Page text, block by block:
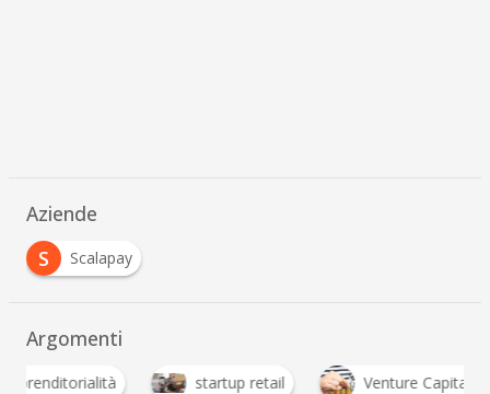
Aziende
S
Scalapay
Argomenti
startup retail Venture Capital